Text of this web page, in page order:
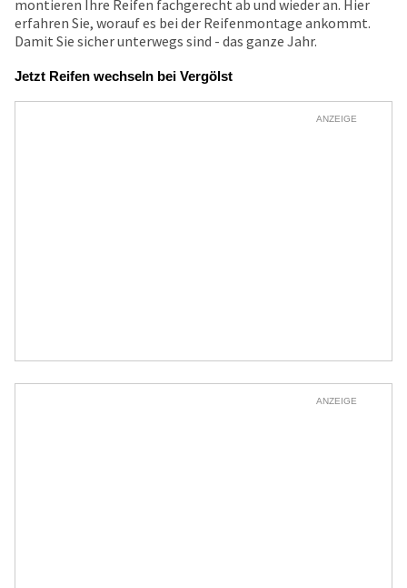
montieren Ihre Reifen fachgerecht ab und wieder an. Hier
erfahren Sie, worauf es bei der Reifenmontage ankommt.
Damit Sie sicher unterwegs sind - das ganze Jahr.
Jetzt Reifen wechseln bei Vergölst
ANZEIGE
ANZEIGE